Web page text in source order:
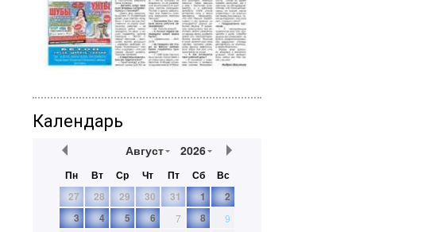
Календарь
Август 2026
Пн Вт Ср Чт Пт Сб
Вс
27
28 29 30 31 1
2
3
4 5 6 7 8
9